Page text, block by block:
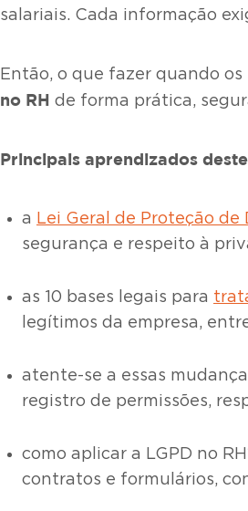
salariais. Cada informação
Então, o que fazer quando
no RH de forma prática,
Principais aprendizados
a Lei Geral de Proteção de
segurança e respeito à
as 10 bases legais para
legítimos da empresa,
atente-se a essas
registro de permissões,
como aplicar a LGPD no
contratos e formulários,